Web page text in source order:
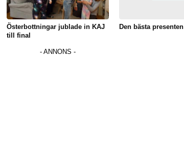
Österbottningar jublade in KAJ
till final
Den bästa presenten